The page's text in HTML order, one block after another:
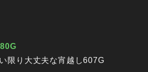
限り大丈夫な宵越し607G